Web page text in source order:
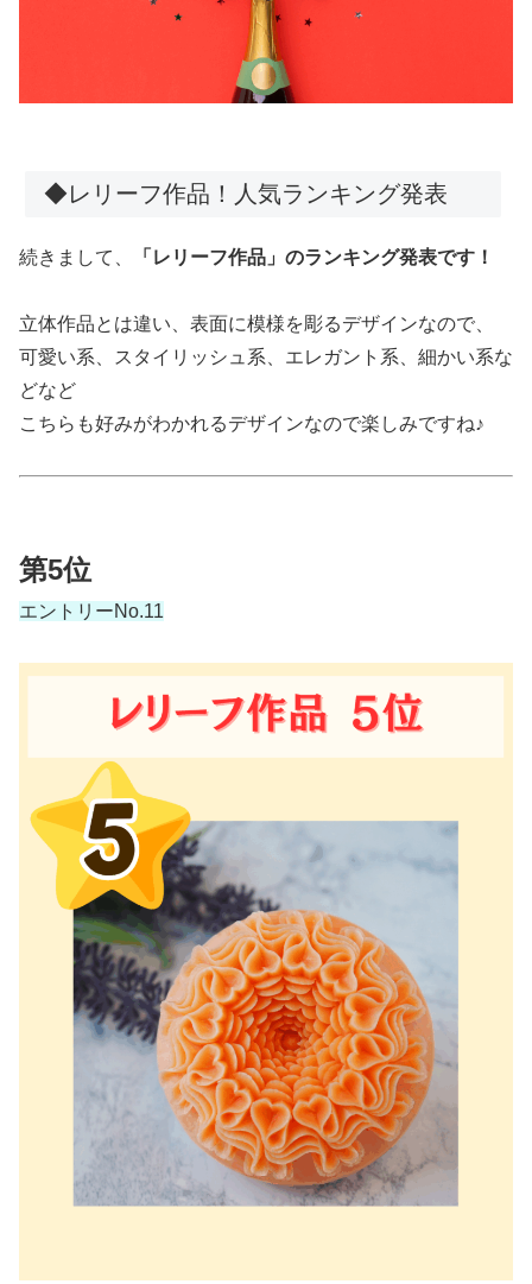
◆レリーフ作品！人気ランキング発表
続きまして、 「レリーフ作品」のランキング発表です！
立体作品とは違い、表面に模様を彫るデザインなので、
可愛い系、スタイリッシュ系、エレガント系、細かい系な
どなど
こちらも好みがわかれるデザインなので楽しみですね♪
第5位
エントリーNo.11